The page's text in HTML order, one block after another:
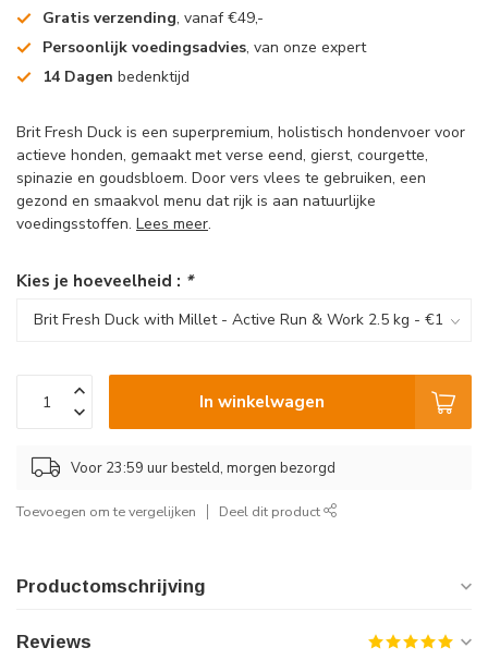
Gratis verzending, vanaf €49,-
Persoonlijk voedingsadvies, van onze expert
14 Dagen bedenktijd
Brit Fresh Duck is een superpremium, holistisch hondenvoer voor
actieve honden, gemaakt met verse eend, gierst, courgette,
spinazie en goudsbloem. Door vers vlees te gebruiken, een
gezond en smaakvol menu dat rijk is aan natuurlijke
voedingsstoffen. Lees meer.
Kies je hoeveelheid : *
In winkelwagen
Voor 23:59 uur besteld, morgen bezorgd
Toevoegen om te vergelijken Deel dit product
Productomschrijving
Reviews